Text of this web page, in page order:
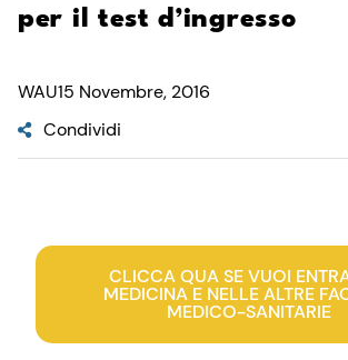
per il test d’ingresso
WAU15 Novembre, 2016
Condividi
CLICCA QUA SE VUOI
MEDICINA E NELLE ALTRE
MEDICO-SANITARIE